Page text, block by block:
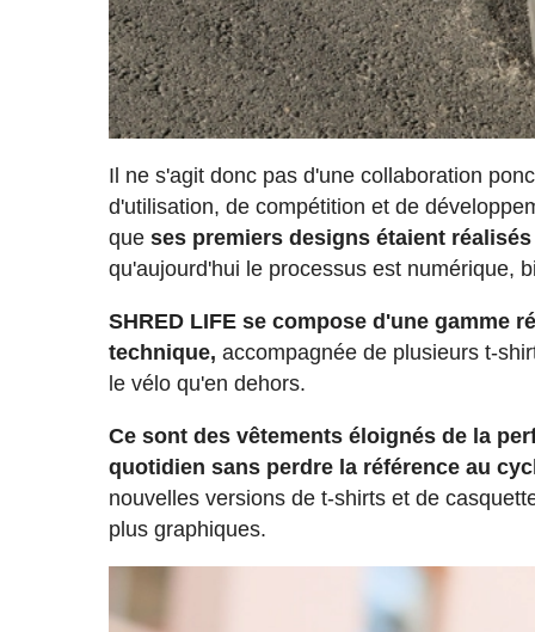
Il ne s'agit donc pas d'une collaboration
d'utilisation, de compétition et de
queses premiers designs étaient
qu'aujourd'hui le processus est numérique,
SHRED LIFE se compose d'une gamme
technique, accompagnée de plusieurs t-
le vélo qu'en dehors.
Ce sont des vêtements éloignés de la
quotidien sans perdre la référence au
nouvelles versions de t-shirts et de
plus graphiques.